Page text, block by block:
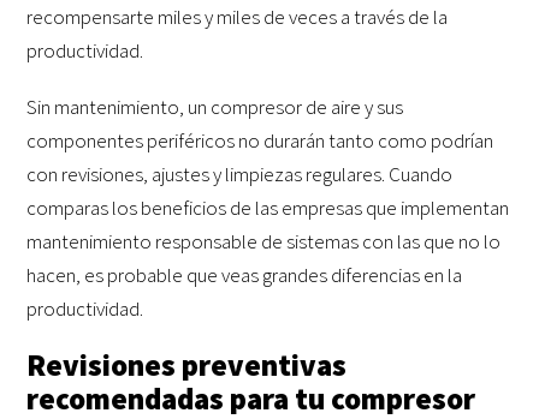
recompensarte miles y miles de veces a través de la
productividad.
Sin mantenimiento, un compresor de aire y sus
componentes periféricos no durarán tanto como podrían
con revisiones, ajustes y limpiezas regulares. Cuando
comparas los beneficios de las empresas que implementan
mantenimiento responsable de sistemas con las que no lo
hacen, es probable que veas grandes diferencias en la
productividad.
Revisiones preventivas
recomendadas para tu compresor